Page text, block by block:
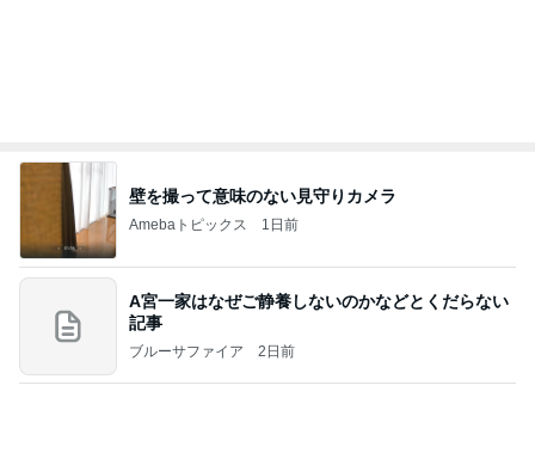
壁を撮って意味のない見守りカメラ
Amebaトピックス 1日前
A宮一家はなぜご静養しないのかなどとくだらない
記事
ブルーサファイア 2日前